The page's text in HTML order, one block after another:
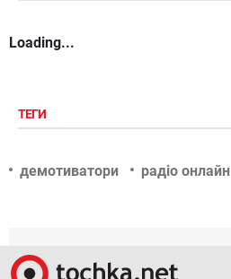
Loading...
ТЕГИ
демотиватори радіо онлайн